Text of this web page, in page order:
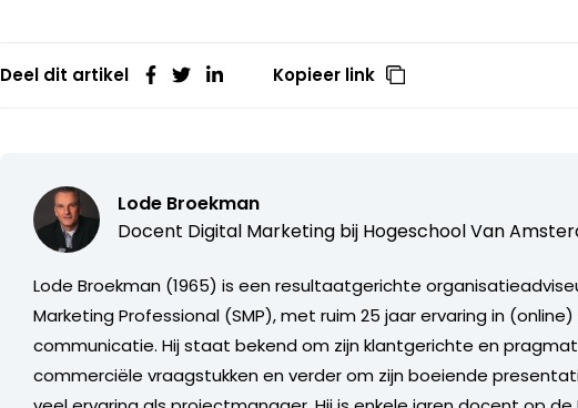
Deel dit artikel Kopieer link
Lode Broekman
Docent Digital Marketing bij Hogeschool Van
Lode Broekman (1965) is een resultaatgerichte
Marketing Professional (SMP), met ruim 25 jaar ervaring in
communicatie. Hij staat bekend om zijn klantgerichte en
commerciële vraagstukken en verder om zijn boeiende